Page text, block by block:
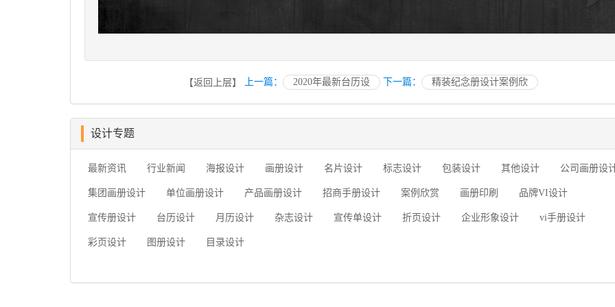
【返回上层】 上一篇： 2020年最新台历设 下一篇： 精装纪念册设计案例欣
设计专题
最新资讯 行业新闻 海报设计 画册设计 名片设计 标志设计 包装设计 其他设计 公司画册设
集团画册设计 单位画册设计 产品画册设计 招商手册设计 案例欣赏 画册印刷 品牌VI设计
宣传册设计 台历设计 月历设计 杂志设计 宣传单设计 折页设计 企业形象设计 vi手册设计
彩页设计 图册设计 目录设计